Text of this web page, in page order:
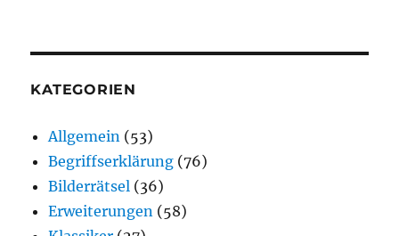
KATEGORIEN
Allgemein (53)
Begriffserklärung (76)
Bilderrätsel (36)
Erweiterungen (58)